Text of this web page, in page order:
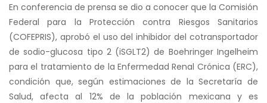
En conferencia de prensa se dio a conocer que la Comisión
Federal para la Protección contra Riesgos Sanitarios
(COFEPRIS), aprobó el uso del inhibidor del cotransportador
de sodio-glucosa tipo 2 (iSGLT2) de Boehringer Ingelheim
para el tratamiento de la Enfermedad Renal Crónica (ERC),
condición que, según estimaciones de la Secretaría de
Salud, afecta al 12% de la población mexicana y es